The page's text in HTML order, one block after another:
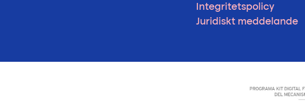
Integritetspolicy
Juridiskt meddelande